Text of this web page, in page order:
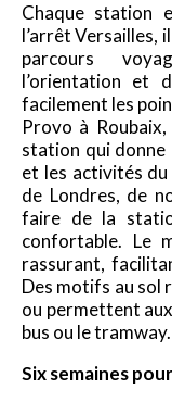
Chaque station
l’arrêt Versailles,
parcours
l’orientation et
facilement les
Provo à
station qui donne
et les activités du
de Londres, de
faire de la
confortable. Le
rassurant,
Des motifs au sol
ou permettent
bus ou le tramway.
Six semaines